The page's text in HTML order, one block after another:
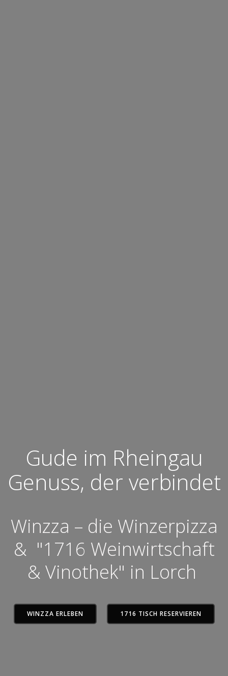
Gude im Rheingau
Genuss, der verbindet
Winzza – die Winzerpizza
& "1716 Weinwirtschaft
& Vinothek" in Lorch
WINZZA ERLEBEN 1716 TISCH RESERVIEREN